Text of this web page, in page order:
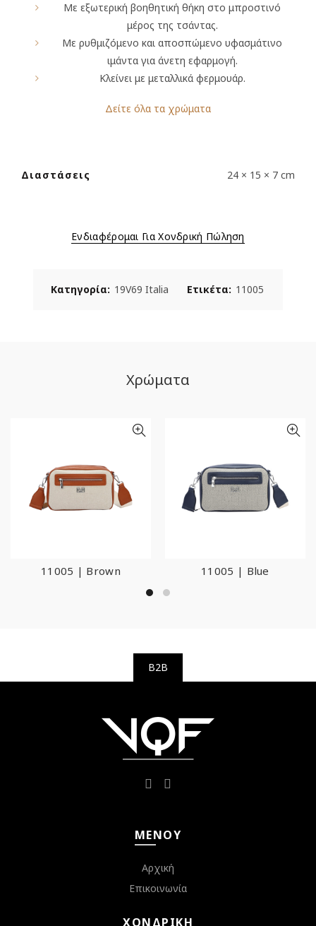
Με εξωτερική βοηθητική θήκη στο μπροστινό
μέρος της τσάντας.
Με ρυθμιζόμενο και αποσπώμενο υφασμάτινο
ιμάντα για άνετη εφαρμογή.
Κλείνει με μεταλλικά φερμουάρ.
Δείτε όλα τα χρώματα
Διαστάσεις 24 × 15 × 7 cm
Ενδιαφέρομαι Για Χονδρική Πώληση
Κατηγορία: 19V69 Italia Ετικέτα: 11005
Χρώματα
11005 | Brown 11005 | Blue
B2B
ΜΕΝΟΎ
Αρχική
Επικοινωνία
ΧΟΝΔΡΙΚΉ